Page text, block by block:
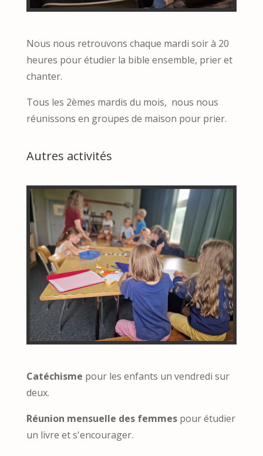
Nous nous retrouvons chaque mardi soir à 20
heures pour étudier la bible ensemble, prier et
chanter.
Tous les 2èmes mardis du mois, nous nous
réunissons en groupes de maison pour prier.
Autres activités
Catéchisme pour les enfants un vendredi sur
deux.
Réunion mensuelle des femmespour étudier
un livre et s'encourager.